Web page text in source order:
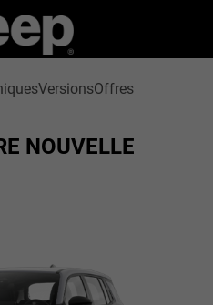
VersionsOffres
NOUVELLE